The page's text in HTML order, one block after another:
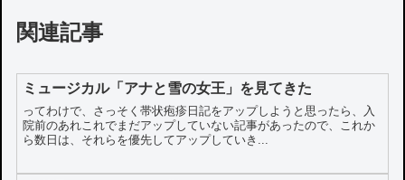
関連記事
ミュージカル「アナと雪の女王」を見てきた
ってわけで、さっそく帯状疱疹日記をアップしようと思ったら、入
院前のあれこれでまだアップしていない記事があったので、これか
ら数日は、それらを優先してアップしていき...